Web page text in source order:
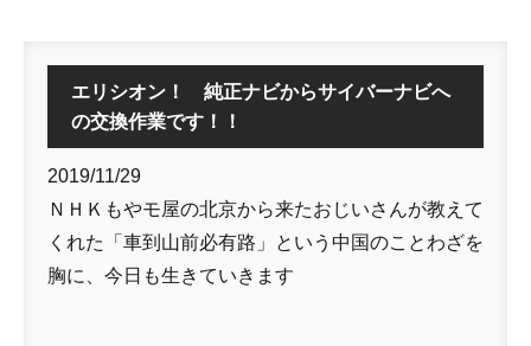
エリシオン！ 純正ナビからサイバーナビへ
の交換作業です！！
2019/11/29
ＮＨＫもやモ屋の北京から来たおじいさんが教えて
くれた「車到山前必有路」という中国のことわざを
胸に、今日も生きていきます